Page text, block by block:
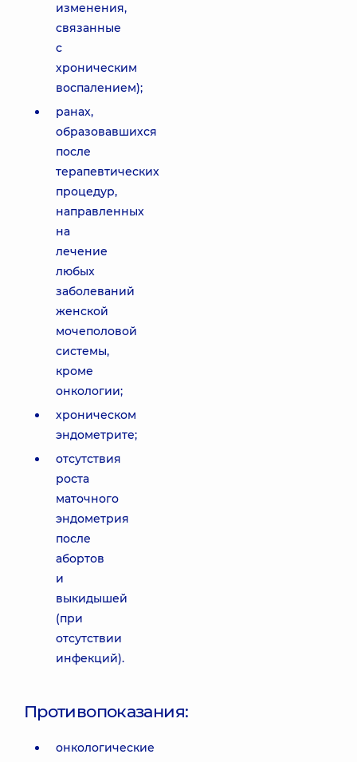
изменения,
связанные
с
хроническим
воспалением);
ранах,
образовавшихся
после
терапевтических
процедур,
направленных
на
лечение
любых
заболеваний
женской
мочеполовой
системы,
кроме
онкологии;
хроническом
эндометрите;
отсутствия
роста
маточного
эндометрия
после
абортов
и
выкидышей
(при
отсутствии
инфекций).
Противопоказания:
онкологические